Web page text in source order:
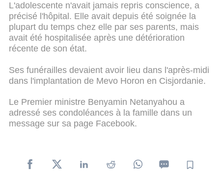
L'adolescente n'avait jamais repris conscience, a
précisé l'hôpital. Elle avait depuis été soignée la
plupart du temps chez elle par ses parents, mais
avait été hospitalisée après une détérioration
récente de son état.
Ses funérailles devaient avoir lieu dans l'après-midi
dans l'implantation de Mevo Horon en Cisjordanie.
Le Premier ministre Benyamin Netanyahou a
adressé ses condoléances à la famille dans un
message sur sa page Facebook.